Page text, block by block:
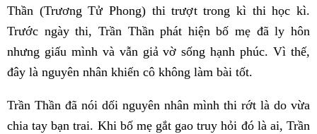
Thần (Trương Tử Phong) thi trượt trong kì thi học kì.
Trước ngày thi, Trần Thần phát hiện bố mẹ đã ly hôn
nhưng giấu mình và vẫn giả vờ sống hạnh phúc. Vì thế,
đây là nguyên nhân khiến cô không làm bài tốt.
Trần Thần đã nói dối nguyên nhân mình thi rớt là do vừa
chia tay bạn trai. Khi bố mẹ gắt gao truy hỏi đó là ai, Trần